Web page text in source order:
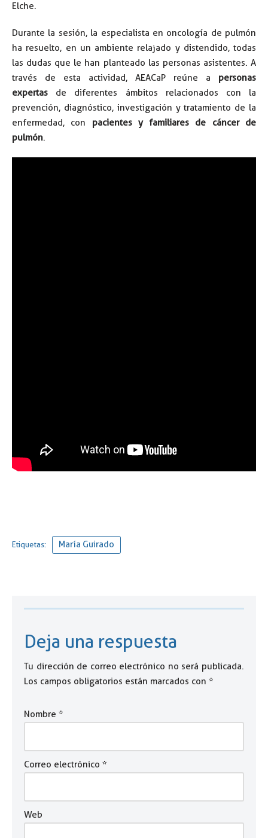
Elche.
Durante la sesión, la especialista en oncología de pulmón
ha resuelto, en un ambiente relajado y distendido, todas
las dudas que le han planteado las personas asistentes. A
través de esta actividad, AEACaP reúne a personas
expertas de diferentes ámbitos relacionados con la
prevención, diagnóstico, investigación y tratamiento de la
enfermedad, con pacientes y familiares de cáncer de
pulmón.
Etiquetas: María Guirado
Deja una respuesta
Tu dirección de correo electrónico no será publicada.
Los campos obligatorios están marcados con *
Nombre *
Correo electrónico *
Web